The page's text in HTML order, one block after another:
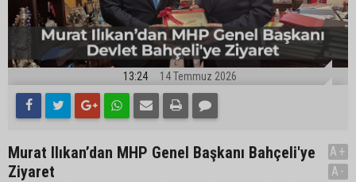
13:24 14 Temmuz 2026
Murat Ilıkan’dan MHP Genel Başkanı Bahçeli'ye
Ziyaret
A+
A-